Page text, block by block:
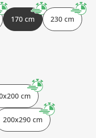
170 cm 230 cm
cm
200x290 cm